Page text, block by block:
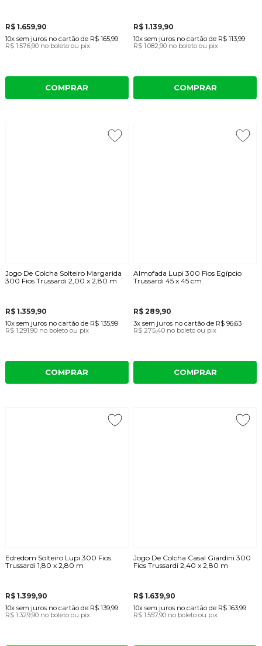
R$ 1.659,90
10x sem juros no cartãode R$ 165,99
R$ 1.576,90 no boleto ou pix
COMPRAR
R$ 1.139,90
10x sem juros no cartão de R$ 113,99
R$ 1.082,90 no boleto ou pix
COMPRAR
Jogo De Colcha Solteiro Margarida
300 Fios Trussardi 2,00 x 2,80 m
R$ 1.359,90
10x sem juros no cartãode R$ 135,99
R$ 1.291,90 no boleto ou pix
COMPRAR
Almofada Lupi 300 Fios Egípcio
Trussardi 45 x 45 cm
R$ 289,90
3x sem juros no cartão de R$ 96,63
R$ 275,40 no boleto ou pix
COMPRAR
Edredom Solteiro Lupi 300 Fios
Trussardi 1,80 x 2,80 m
R$ 1.399,90
10x sem juros no cartãode R$ 139,99
R$ 1.329,90 no boleto ou pix
Jogo De Colcha Casal Giardini 300
Fios Trussardi 2,40 x 2,80 m
R$ 1.639,90
10x sem juros no cartão de R$ 163,99
R$ 1.557,90 no boleto ou pix